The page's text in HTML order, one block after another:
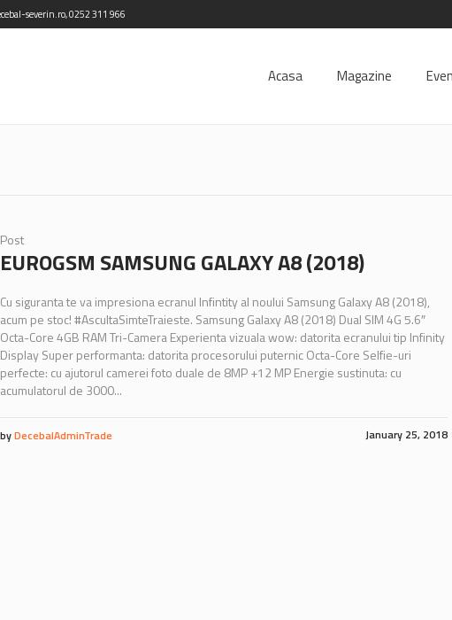
severin.ro, 0252 311 966
Acasa Magazine
Post
EUROGSM SAMSUNG GALAXY A8 (2018)
Cu siguranta te va impresiona ecranul Infintity al noului Samsung Galaxy A8 (2018),
acum pe stoc! #AscultaSimteTraieste. Samsung Galaxy A8 (2018) Dual SIM 4G 5.6″
Octa-Core 4GB RAM Tri-Camera Experienta vizuala wow: datorita ecranului tip Infinity
Display Super performanta: datorita procesorului puternic Octa-Core Selfie-uri
perfecte: cu ajutorul camerei foto duale de 8MP +12 MP Energie sustinuta: cu
acumulatorul de 3000...
January 25, 2018
byDecebalAdminTrade